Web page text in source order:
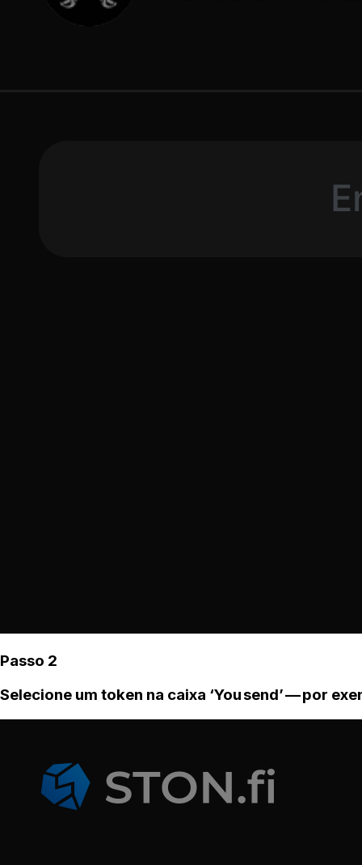
Passo 2
Selecione um token na caixa ‘You send’ — por